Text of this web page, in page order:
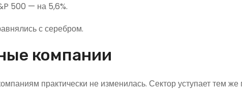
500 — на 5,6%.
с серебром.
компании
практически не изменилась. Сектор уступает тем же